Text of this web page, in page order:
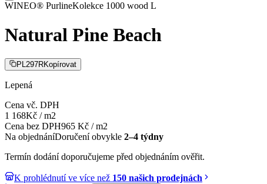
WINEO® PurlineKolekce 1000 wood L
Natural Pine Beach
PL297RKopírovat
Lepená
Cena vč. DPH
1 168Kč /m2
Cena bez DPH965 Kč /m2
Na objednáníDoručení obvykle 2–4 týdny
Termín dodání doporučujeme před objednáním ověřit.
K prohlédnutí ve více než 150 našich prodejnách